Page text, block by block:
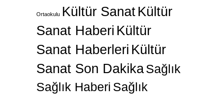
Ortaokulu Kültür SanatKültür
Sanat Haberi Kültür
Sanat Haberleri Kültür
Sanat Son DakikaSağlık
Sağlık Haberi Sağlık